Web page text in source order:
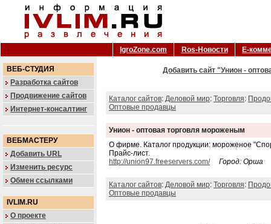
IgroZone.com Ros-Новости Е-
ВЕБ-СТУДИЯ
Разработка сайтов
Продвижение сайтов
Интернет-консалтинг
ВЕБМАСТЕРУ
Добавить URL
Изменить ресурс
Обмен ссылками
IVLIM.RU
О проекте
Добавить сайт "Унион -
Каталог сайтов: Деловой мир: Торговля:
Оптовые продавцы
Унион - оптовая торговля мороженым
О фирме. Каталог продукции: мороженое
Прайс-лист.
http://union97.freeservers.com/
Город: Орша
Каталог сайтов: Деловой мир: Торговля:
Оптовые продавцы